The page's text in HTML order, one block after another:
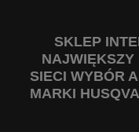
SKLEP
NAJWIĘKSZY
SIECI WYBÓR
MARKI